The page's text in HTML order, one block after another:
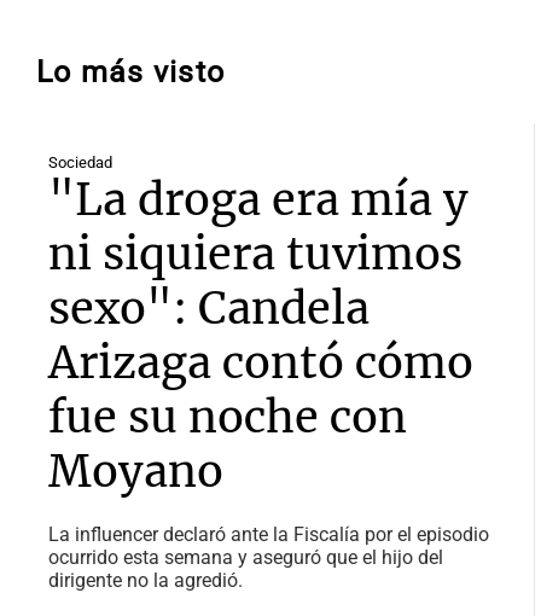
Lo más visto
Sociedad
"La droga era mía y
ni siquiera tuvimos
sexo": Candela
Arizaga contó cómo
fue su noche con
Moyano
La influencer declaró ante la Fiscalía por el episodio
ocurrido esta semana y aseguró que el hijo del
dirigente no la agredió.